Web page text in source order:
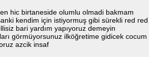
hic birtaneside olumlu olmadi bakmam
kendim için istiyormuş gibi sürekli red red
bari yardım yapıyoruz demeyin
görmüyorsunuz ilköğretime gidicek cocum
azcik insaf